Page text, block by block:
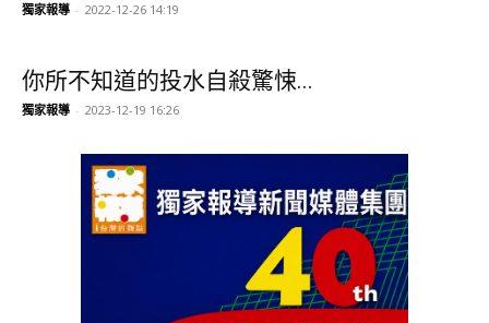
獨家報導 - 2022-12-26 14:19
你所不知道的投水自殺驚悚...
獨家報導 - 2023-12-19 16:26